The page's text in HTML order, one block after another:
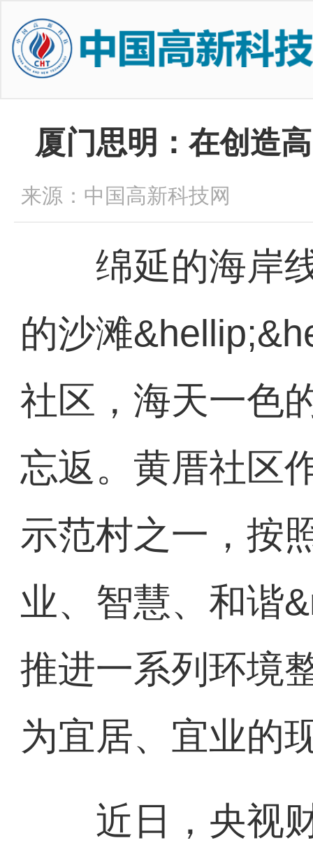
厦门思明：在创造
来源：中国高新科技网
绵延的海岸线
的沙滩
社区，海天一色
忘返。黄厝社区
示范村之一，按
业、智慧、和谐
推进一系列环境
为宜居、宜业的
近日，央视财